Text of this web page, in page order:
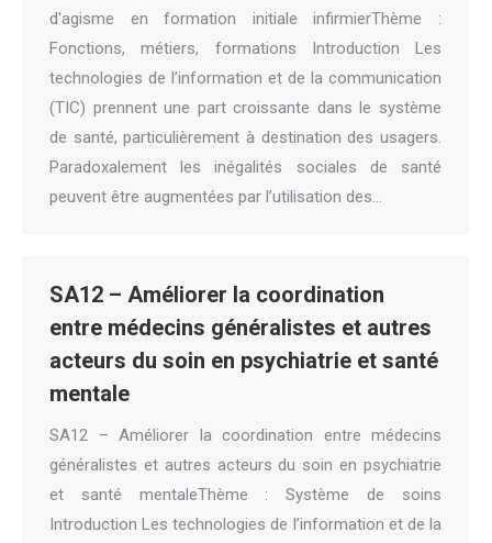
d'agisme en formation initiale infirmierThème :
Fonctions, métiers, formations Introduction Les
technologies de l’information et de la communication
(TIC) prennent une part croissante dans le système
de santé, particulièrement à destination des usagers.
Paradoxalement les inégalités sociales de santé
peuvent être augmentées par l’utilisation des…
SA12 – Améliorer la coordination
entre médecins généralistes et autres
acteurs du soin en psychiatrie et santé
mentale
SA12 – Améliorer la coordination entre médecins
généralistes et autres acteurs du soin en psychiatrie
et santé mentaleThème : Système de soins
Introduction Les technologies de l’information et de la